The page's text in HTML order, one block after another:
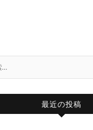
最近の投稿